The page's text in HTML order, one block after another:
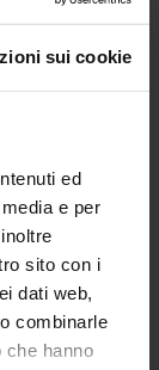
sui cookie
ed
e per
sito con i
dati web,
combinarle
che hanno